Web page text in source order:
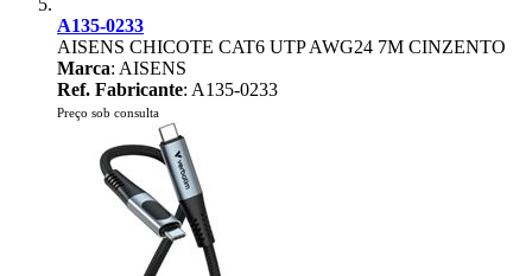
A135-0233
AISENS CHICOTE CAT6 UTP AWG24 7M CINZENTO
Marca: AISENS
Ref. Fabricante: A135-0233
Preço sob consulta